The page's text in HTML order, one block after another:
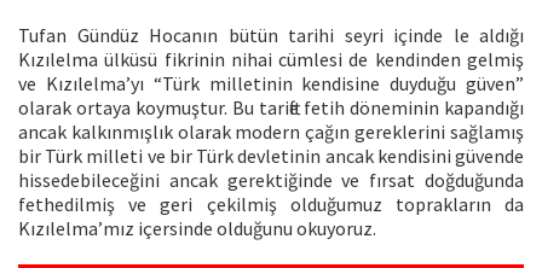
Tufan Gündüz Hocanın bütün tarihi seyri içinde le aldığı
Kızılelma ülküsü fikrinin nihai cümlesi de kendinden gelmiş
ve Kızılelma’yı “Türk milletinin kendisine duyduğu güven”
olarak ortaya koymuştur. Bu tarifte fetih döneminin kapandığı
ancak kalkınmışlık olarak modern çağın gereklerini sağlamış
bir Türk milleti ve bir Türk devletinin ancak kendisini güvende
hissedebileceğini ancak gerektiğinde ve fırsat doğduğunda
fethedilmiş ve geri çekilmiş olduğumuz toprakların da
Kızılelma’mız içersinde olduğunu okuyoruz.